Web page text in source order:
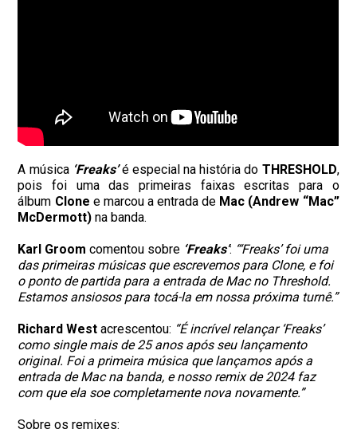
A música ‘Freaks’é especial na história do THRESHOLD,
pois foi uma das primeiras faixas escritas para o
álbum Clone e marcou a entrada de Mac (Andrew “Mac”
McDermott) na banda.
Karl Groom comentou sobre ‘Freaks’: “‘Freaks’ foi uma
das primeiras músicas que escrevemos para Clone, e foi
o ponto de partida para a entrada de Mac no Threshold.
Estamos ansiosos para tocá-la em nossa próxima turnê.”
Richard West acrescentou: “É incrível relançar ‘Freaks’
como single mais de 25 anos após seu lançamento
original. Foi a primeira música que lançamos após a
entrada de Mac na banda, e nosso remix de 2024 faz
com que ela soe completamente nova novamente.”
Sobre os remixes: